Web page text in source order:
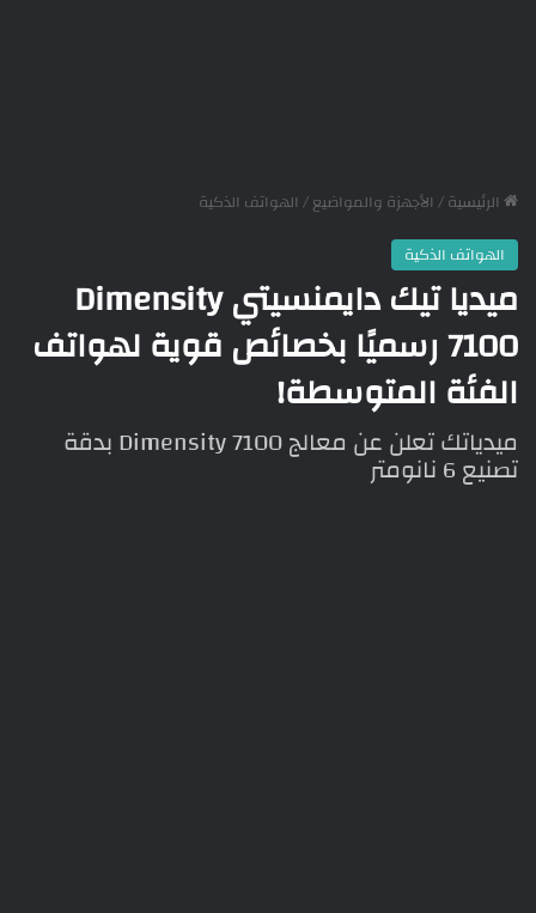
الرئيسية/ الأجهزة والمواضيع/ الهواتف الذكية
الهواتف الذكية
ميديا تيك دايمنسيتي Dimensity
7100 رسميًا بخصائص قوية لهواتف
الفئة المتوسطة!
ميدياتك تعلن عن معالج Dimensity 7100 بدقة
تصنيع 6 نانومتر